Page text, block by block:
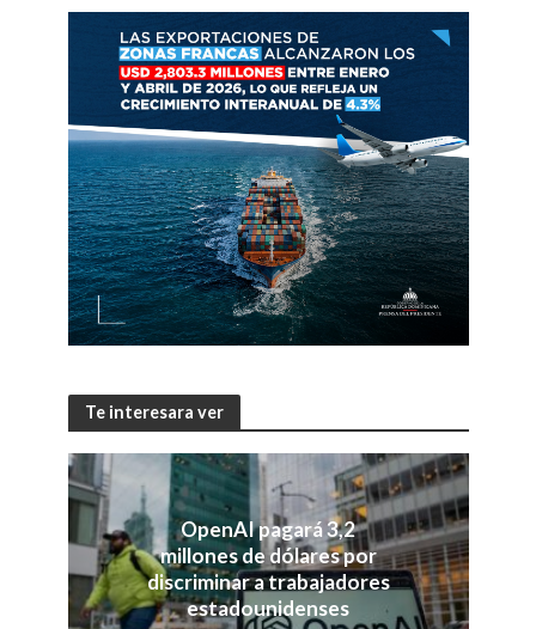
Te interesara ver
OpenAI pagará 3,2
millones de dólares por
discriminar a trabajadores
estadounidenses